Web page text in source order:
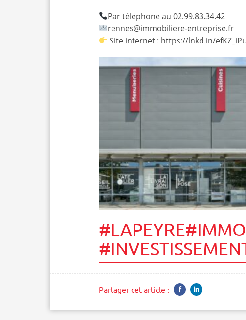
Par téléphone au 02.99.83.34.42
rennes@immobiliere-entreprise.fr
Site internet : https://lnkd.in/efKZ_iPu
Partager cet article :